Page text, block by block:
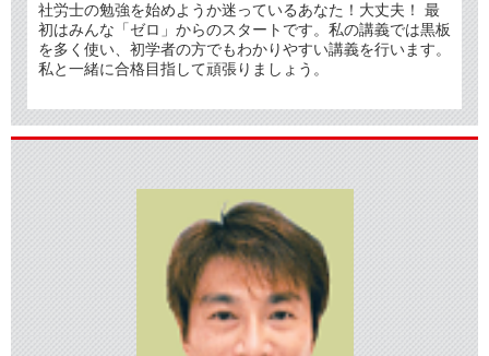
社労士の勉強を始めようか迷っているあなた！大丈夫！ 最
初はみんな「ゼロ」からのスタートです。私の講義では黒板
を多く使い、初学者の方でもわかりやすい講義を行います。
私と一緒に合格目指して頑張りましょう。